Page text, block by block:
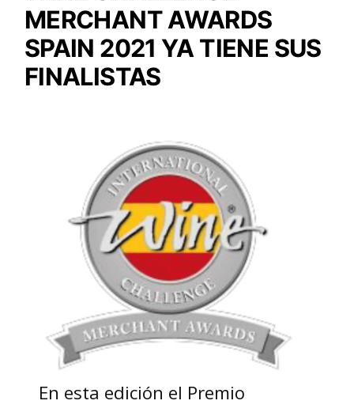
MERCHANT AWARDS
SPAIN 2021 YA TIENE SUS
FINALISTAS
En esta edición el Premio